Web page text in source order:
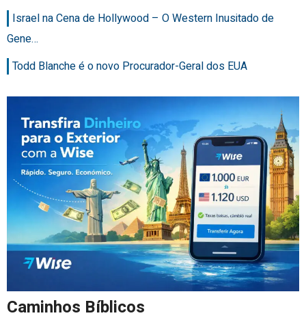
Israel na Cena de Hollywood – O Western Inusitado de
Gene…
Todd Blanche é o novo Procurador-Geral dos EUA
Caminhos Bíblicos